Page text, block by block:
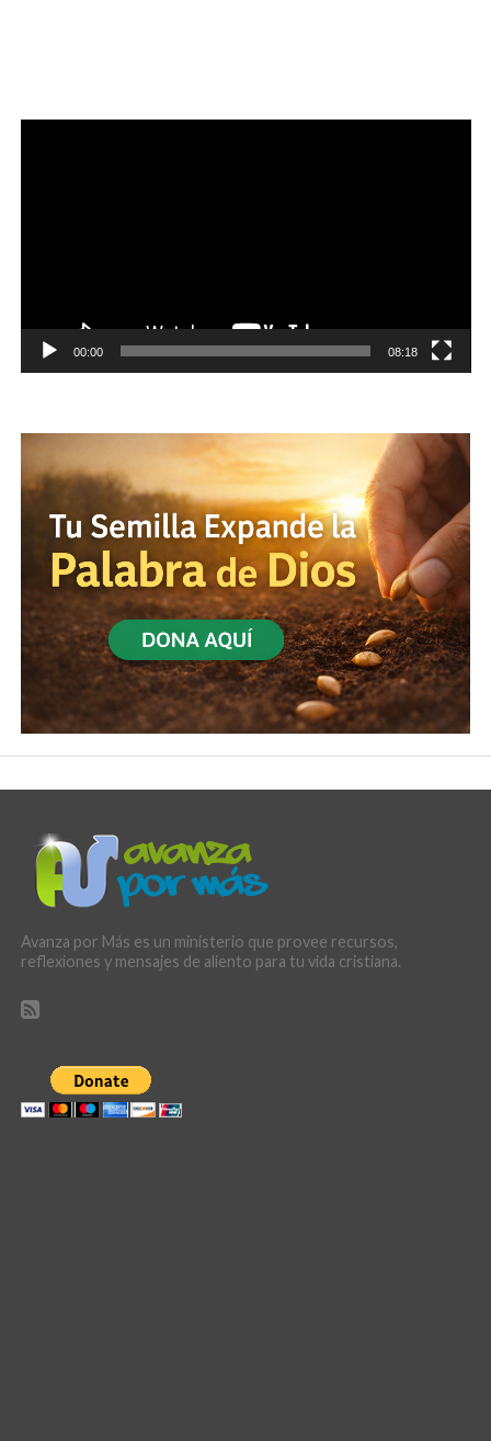
Reproductor
00:00 08:18
Avanza por Más es un ministerio que provee recursos,
reflexiones y mensajes de aliento para tu vida cristiana.